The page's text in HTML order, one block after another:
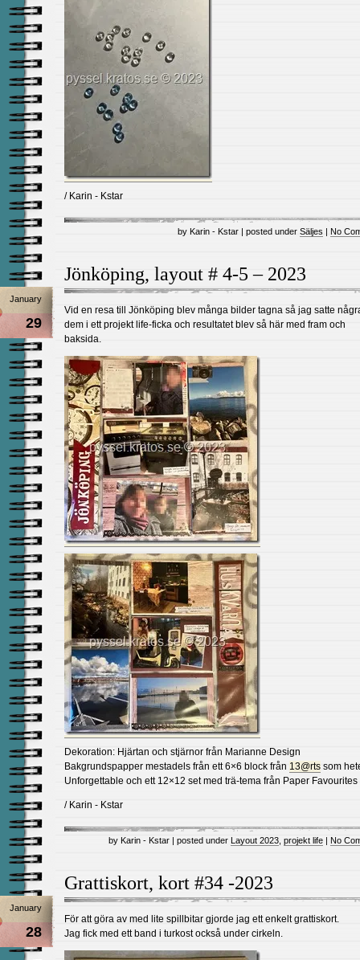
/ Karin - Kstar
by Karin - Kstar | posted under Säljes | No
Jönköping, layout # 4-5 – 2023
January
29
Vid en resa till Jönköping blev många bilder tagna så jag satte
dem i ett projekt life-ficka och resultatet blev så här med fram och
baksida.
Dekoration: Hjärtan och stjärnor från Marianne Design
Bakgrundspapper mestadels från ett 6×6 block från 13@rts som
Unforgettable och ett 12×12 set med trä-tema från Paper Favourites
/ Karin - Kstar
by Karin - Kstar | posted under Layout 2023 projekt life | No
Grattiskort, kort #34 -2023
January
28
För att göra av med lite spillbitar gjorde jag ett enkelt grattiskort.
Jag fick med ett band i turkost också under cirkeln.